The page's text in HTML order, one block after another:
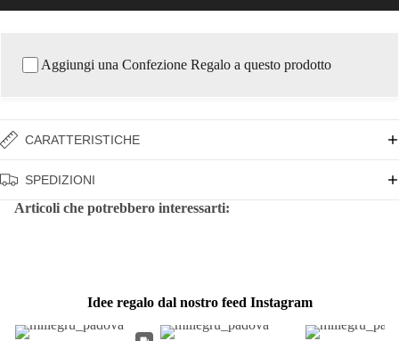
Aggiungi una Confezione Regalo a questo prodotto
CARATTERISTICHE
SPEDIZIONI
Articoli che potrebbero interessarti:
Idee regalo dal nostro feed Instagram